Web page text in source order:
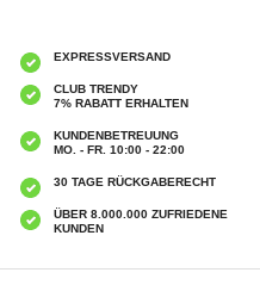
EXPRESSVERSAND
CLUB TRENDY
7% RABATT ERHALTEN
KUNDENBETREUUNG
MO. - FR. 10:00 - 22:00
30 TAGE RÜCKGABERECHT
ÜBER 8.000.000 ZUFRIEDENE
KUNDEN